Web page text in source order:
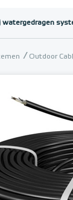
watergedragen
Outdoor